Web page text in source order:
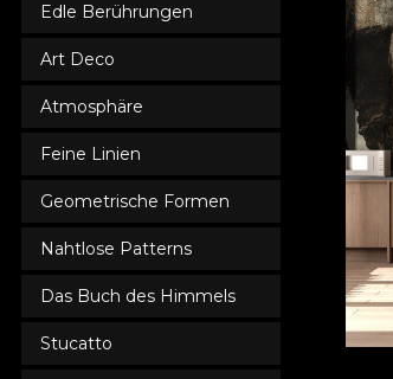
Edle Berührungen
Art Deco
Atmosphäre
Feine Linien
Geometrische Formen
Nahtlose Patterns
Das Buch des Himmels
Stucatto